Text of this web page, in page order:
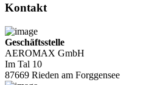
Kontakt
Geschäftsstelle
AEROMAX GmbH
Im Tal 10
87669 Rieden am Forggensee